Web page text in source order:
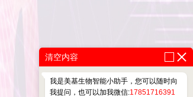
清空内容
我是美基生物智能小助手，您可以随时向
我提问，也可以加我微信:17851716391